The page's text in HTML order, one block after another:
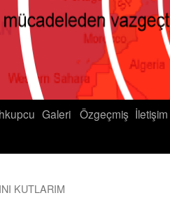
Galeri Özgeçmiş İletişim
KUTLARIM